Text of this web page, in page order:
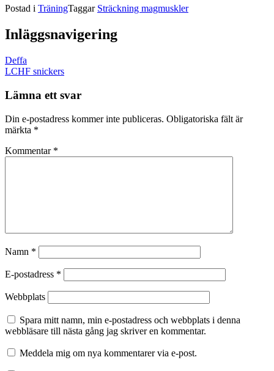
Postad i TräningTaggar Sträckning magmuskler
Inläggsnavigering
Deffa
LCHF snickers
Lämna ett svar
Din e-postadress kommer inte publiceras. Obligatoriska fält är
märkta *
Kommentar *
Namn *
E-postadress *
Webbplats
Spara mitt namn, min e-postadress och webbplats i denna
webbläsare till nästa gång jag skriver en kommentar.
Meddela mig om nya kommentarer via e-post.